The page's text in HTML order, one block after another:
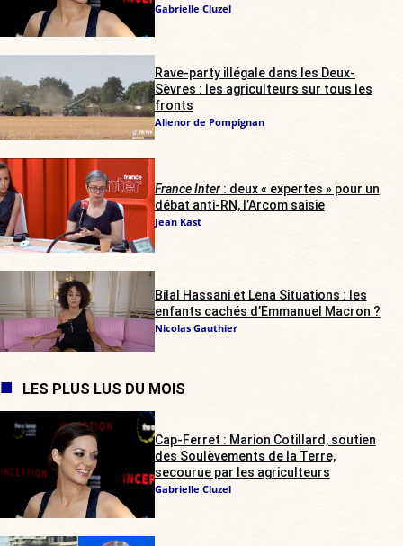
Gabrielle Cluzel
Rave-party illégale dans les Deux-
Sèvres : les agriculteurs sur tous les
fronts
Alienor de Pompignan
France Inter: deux « expertes » pour un
débat anti-RN, l’Arcom saisie
Jean Kast
Bilal Hassani et Lena Situations : les
enfants cachés d’Emmanuel Macron ?
Nicolas Gauthier
LES PLUS LUS DU MOIS
Cap-Ferret : Marion Cotillard, soutien
des Soulèvements de la Terre,
secourue par les agriculteurs
Gabrielle Cluzel